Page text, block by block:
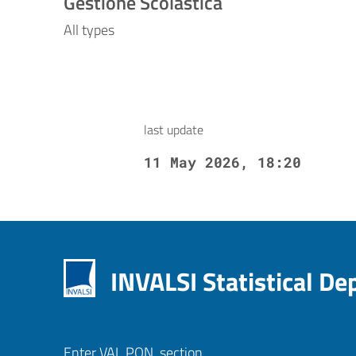
All types
last update
11 May 2026, 18:20
INVALSI Statistical